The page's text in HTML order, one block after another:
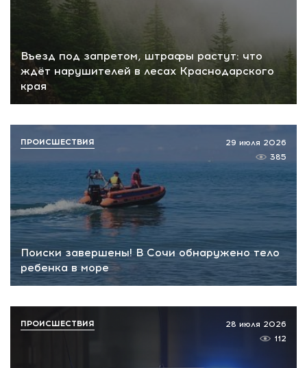
Въезд под запретом, штрафы растут: что
ждёт нарушителей в лесах Краснодарского
края
Поиски завершены! В Сочи обнаружено тело
ребенка в море
29 июля 2026
385
ПРОИСШЕСТВИЯ
28 июля 2026
112
ПРОИСШЕСТВИЯ